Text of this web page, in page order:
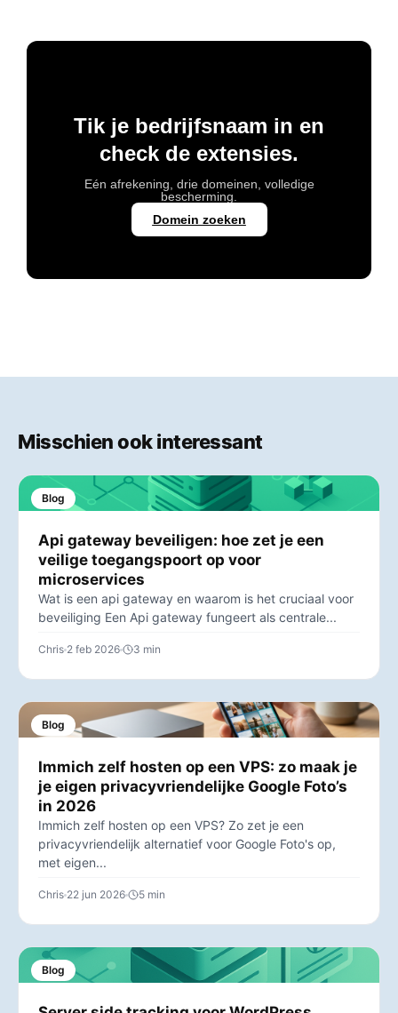
Tik je bedrijfsnaam in en
check de extensies.
Eén afrekening, drie domeinen, volledige
bescherming.
Domein zoeken
Misschien ook interessant
Blog
Api gateway beveiligen: hoe zet je een
veilige toegangspoort op voor
microservices
Wat is een api gateway en waarom is het cruciaal voor
beveiliging Een Api gateway fungeert als centrale...
Chris 2 feb 2026 3 min
Blog
Immich zelf hosten op een VPS: zo maak je
je eigen privacyvriendelijke Google Foto’s
in 2026
Immich zelf hosten op een VPS? Zo zet je een
privacyvriendelijk alternatief voor Google Foto's op,
met eigen...
Chris 22 jun 2026 5 min
Blog